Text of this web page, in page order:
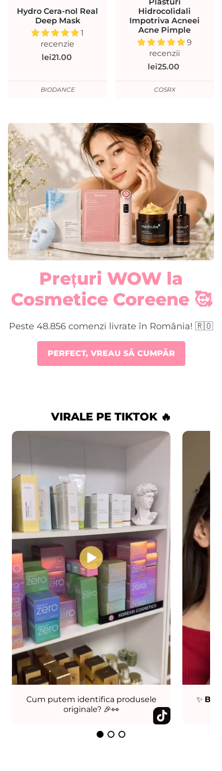
Hydro Cera-nol Real
Deep Mask
1
recenzie
lei21.00
BIODANCE
Hidrocolidali
Impotriva Acneei
Acne Pimple
9
recenzii
lei25.00
COSRX
Prețuri WOW la
Cosmetice Coreene 🥰
Peste 48.856 comenzi livrate în România! 🇷🇴
PERFECT, VREAU SĂ CUMPĂR
VIRALE PE TIKTOK 🔥
Cum putem identifica produsele
originale? 🎉👀
✨